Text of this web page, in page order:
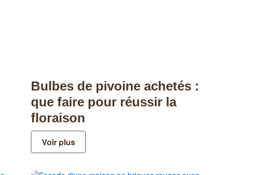
Bulbes de pivoine achetés :
que faire pour réussir la
floraison
Voir plus